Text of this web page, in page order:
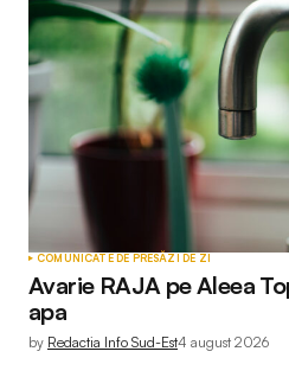
COMUNICATE DE PRESĂZI DE ZI
Avarie RAJA pe Aleea
apa
by Redactia Info Sud-Est4 august 2026